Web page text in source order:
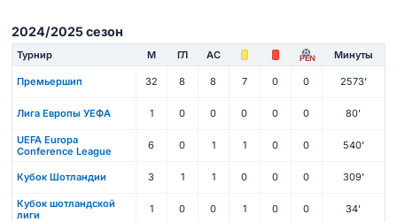
2024/2025 сезон
Турнир М ГЛ АС PEN Минуты
Премьершип 32 8 8 7 0 0 2573'
Лига Европы УЕФА 1 0 0 0 0 0 80'
UEFA Europa
Conference League
6 0 1 1 0 0 540'
Кубок Шотландии 3 1 1 0 0 0 309'
Кубок шотландской
лиги
1 0 0 1 0 0 34'